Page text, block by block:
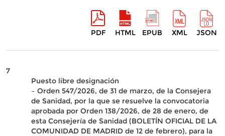
PDF HTML EPUB XML JSON
7
Puesto libre designación
– Orden 547/2026, de 31 de marzo, de la Consejera
de Sanidad, por la que se resuelve la convocatoria
aprobada por Orden 138/2026, de 28 de enero, de
esta Consejería de Sanidad (BOLETÍN OFICIAL DE LA
COMUNIDAD DE MADRID de 12 de febrero), para la